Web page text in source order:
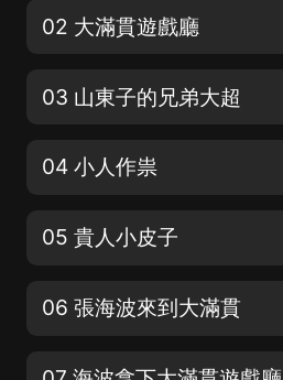
02 大滿貫遊戲廳
03 山東子的兄弟大超
04 小人作祟
05 貴人小皮子
06 張海波來到大滿貫